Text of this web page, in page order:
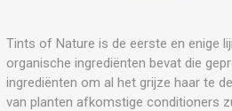
Tints of Nature is de eerste en enige
organische ingrediënten bevat die
ingrediënten om al het grijze haar te
van planten afkomstige conditioners